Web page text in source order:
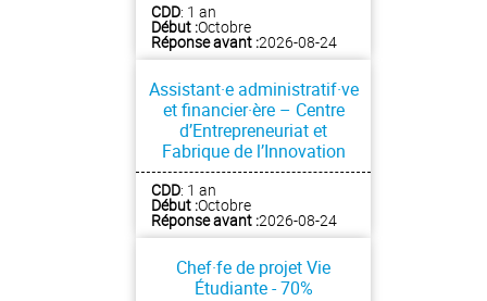
CDD: 1 an
Début :Octobre
Réponse avant :2026-08-24
Assistant·e administratif·ve
et financier·ère – Centre
d’Entrepreneuriat et
Fabrique de l’Innovation
CDD: 1 an
Début :Octobre
Réponse avant :2026-08-24
Chef·fe de projet Vie
Étudiante - 70%